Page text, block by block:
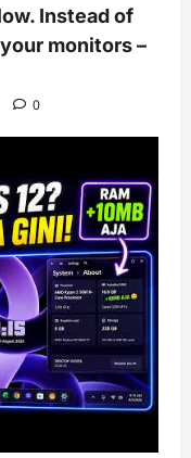
Instead of
monitors –
0